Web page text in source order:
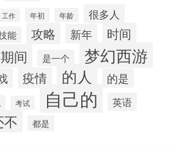
工作 年初 年龄 很多人
能 攻略 新年 时间
间 是一个 梦幻西游
疫情 的人 的是
考试 自己的 英语
不 都是